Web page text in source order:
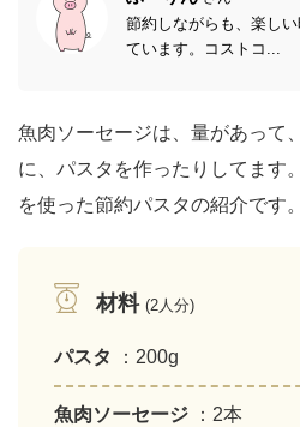
節約しながらも、楽し
ています。コストコ...
魚肉ソーセージは、量があって
に、パスタを作ったりしてます
を使った節約パスタの紹介です。
材料 (2人分)
パスタ ：200g
魚肉ソーセージ ：2本